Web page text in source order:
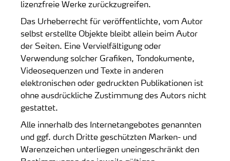
lizenzfreie Werke zurückzugreifen.
Das Urheberrecht für veröffentlichte, vom Autor
selbst erstellte Objekte bleibt allein beim Autor
der Seiten. Eine Vervielfältigung oder
Verwendung solcher Grafiken, Tondokumente,
Videosequenzen und Texte in anderen
elektronischen oder gedruckten Publikationen ist
ohne ausdrückliche Zustimmung des Autors nicht
gestattet.
Alle innerhalb des Internetangebotes genannten
und ggf. durch Dritte geschützten Marken- und
Warenzeichen unterliegen uneingeschränkt den